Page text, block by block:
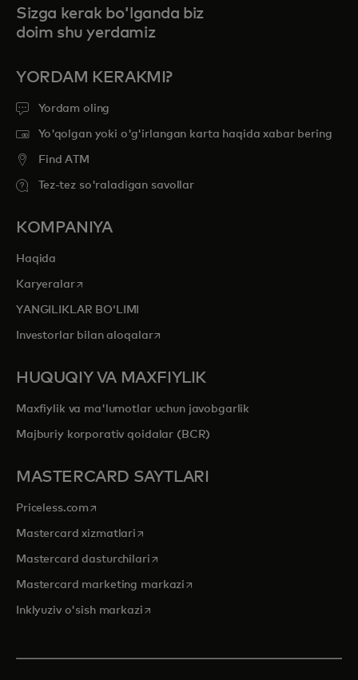
Sizga kerak bo'lganda biz
doim shu yerdamiz
YORDAM KERAKMI?
Yordam oling
Yo'qolgan yoki o'g'irlangan karta haqida xabar bering
Find ATM
Tez-tez so'raladigan savollar
KOMPANIYA
Haqida
Karyeralaropens in a new tab
YANGILIKLAR BOʻLIMI
Investorlar bilan aloqalaropens in a new tab
HUQUQIY VA MAXFIYLIK
Maxfiylik va ma'lumotlar uchun javobgarlik
Majburiy korporativ qoidalar (BCR)
MASTERCARD SAYTLARI
Priceless.com opens in a new tab
Mastercard xizmatlari opens in a new tab
Mastercard dasturchilariopens in a new tab
Mastercard marketing markazi opens in a new tab
Inklyuziv o'sish markaziopens in a new tab